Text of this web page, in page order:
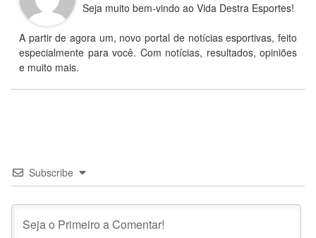
Seja muito bem-vindo ao Vida Destra Esportes!
A partir de agora um, novo portal de notícias esportivas, feito
especialmente para você. Com notícias, resultados, opiniões
e muito mais.
Subscribe